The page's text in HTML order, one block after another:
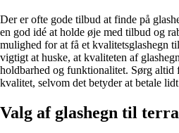
Der er ofte gode tilbud at finde på
en god idé at holde øje med tilbud og
mulighed for at få et kvalitetsglashegn
vigtigt at huske, at kvaliteten af
holdbarhed og funktionalitet. Sørg altid
kvalitet, selvom det betyder at betale
Valg af glashegn til